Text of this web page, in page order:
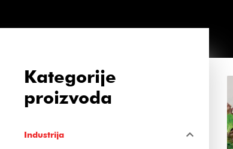
Kategorije
proizvoda
Industrija